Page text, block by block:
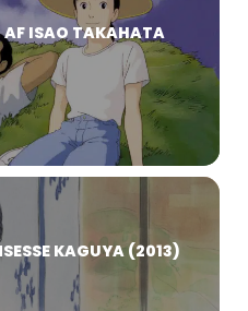
AF ISAO TAKAHATA
KAGUYA (2013)